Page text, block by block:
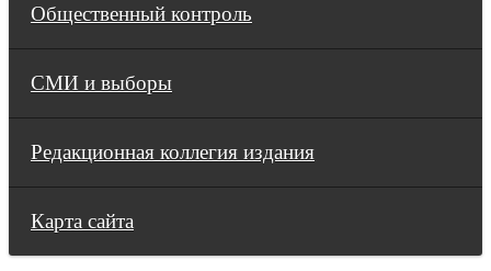
Общественный контроль
СМИ и выборы
Редакционная коллегия издания
Карта сайта